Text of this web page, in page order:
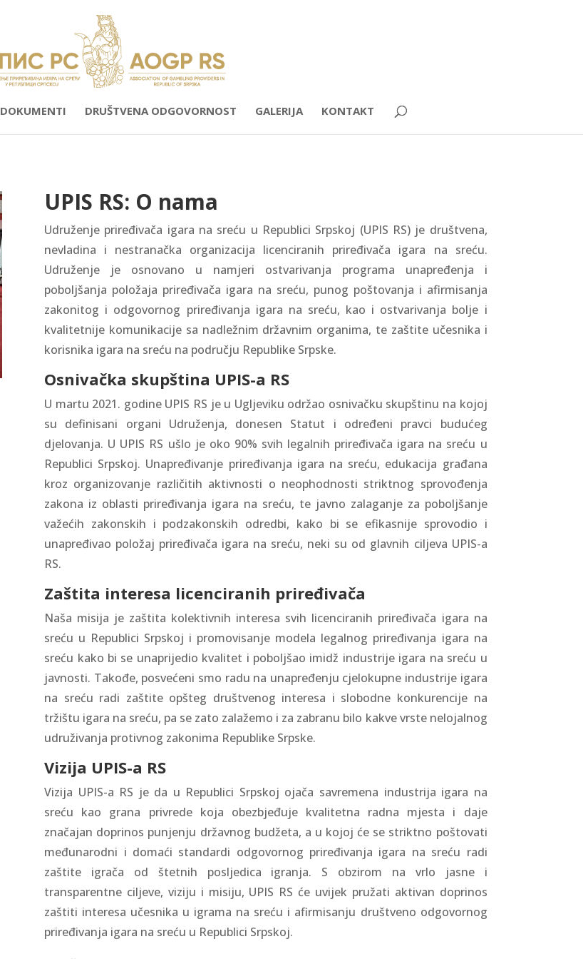
DOKUMENTI DRUŠTVENA ODGOVORNOST GALERIJA KONTAKT
UPIS RS: O nama
Udruženje priređivača igara na sreću u Republici Srpskoj (UPIS RS) je društvena,
nevladina i nestranačka organizacija licenciranih priređivača igara na sreću.
Udruženje je osnovano u namjeri ostvarivanja programa unapređenja i
poboljšanja položaja priređivača igara na sreću, punog poštovanja i afirmisanja
zakonitog i odgovornog priređivanja igara na sreću, kao i ostvarivanja bolje i
kvalitetnije komunikacije sa nadležnim državnim organima, te zaštite učesnika i
korisnika igara na sreću na području Republike Srpske.
Osnivačka skupština UPIS-a RS
U martu 2021. godine UPIS RS je u Ugljeviku održao osnivačku skupštinu na kojoj
su definisani organi Udruženja, donesen Statut i određeni pravci budućeg
djelovanja. U UPIS RS ušlo je oko 90% svih legalnih priređivača igara na sreću u
Republici Srpskoj. Unapređivanje priređivanja igara na sreću, edukacija građana
kroz organizovanje različitih aktivnosti o neophodnosti striktnog sprovođenja
zakona iz oblasti priređivanja igara na sreću, te javno zalaganje za poboljšanje
važećih zakonskih i podzakonskih odredbi, kako bi se efikasnije sprovodio i
unapređivao položaj priređivača igara na sreću, neki su od glavnih ciljeva UPIS-a
RS.
Zaštita interesa licenciranih priređivača
Naša misija je zaštita kolektivnih interesa svih licenciranih priređivača igara na
sreću u Republici Srpskoj i promovisanje modela legalnog priređivanja igara na
sreću kako bi se unaprijedio kvalitet i poboljšao imidž industrije igara na sreću u
javnosti. Takođe, posvećeni smo radu na unapređenju cjelokupne industrije igara
na sreću radi zaštite opšteg društvenog interesa i slobodne konkurencije na
tržištu igara na sreću, pa se zato zalažemo i za zabranu bilo kakve vrste nelojalnog
udruživanja protivnog zakonima Republike Srpske.
Vizija UPIS-a RS
Vizija UPIS-a RS je da u Republici Srpskoj ojača savremena industrija igara na
sreću kao grana privrede koja obezbjeđuje kvalitetna radna mjesta i daje
značajan doprinos punjenju državnog budžeta, a u kojoj će se striktno poštovati
međunarodni i domaći standardi odgovornog priređivanja igara na sreću radi
zaštite igrača od štetnih posljedica igranja. S obzirom na vrlo jasne i
transparentne ciljeve, viziju i misiju, UPIS RS će uvijek pružati aktivan doprinos
zaštiti interesa učesnika u igrama na sreću i afirmisanju društveno odgovornog
priređivanja igara na sreću u Republici Srpskoj.